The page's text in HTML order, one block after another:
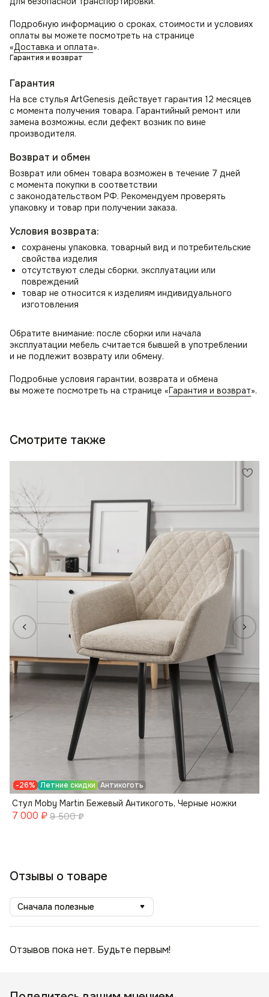
Стильное интерьерное решение! Атмосферу уюта и
тех, кто ценит удобство и стиль.
Подробную информацию о сроках, стоимости и условиях
оплаты вы можете посмотреть на странице
«Доставка и оплата».
Гарантия и возврат
Гарантия
На все стулья ArtGenesis действует гарантия 12 месяцев
с момента получения товара. Гарантийный ремонт или
замена возможны, если дефект возник по вине
производителя.
Возврат и обмен
Возврат или обмен товара возможен в течение 7 дней
с момента покупки в соответствии
с законодательством РФ. Рекомендуем проверять
упаковку и товар при получении заказа.
Условия возврата:
сохранены упаковка, товарный вид и потребительские
свойства изделия
отсутствуют следы сборки, эксплуатации или
повреждений
товар не относится к изделиям индивидуального
изготовления
Обратите внимание: после сборки или начала
эксплуатации мебель считается бывшей в употреблении
и не подлежит возврату или обмену.
Подробные условия гарантии, возврата и обмена
вы можете посмотреть на странице «Гарантия и возврат».
Смотрите также
-26% Летние скидки Антикоготь
Стул Moby Martin Бежевый Антикоготь, Черные ножки
7 000 ₽ 9 500 ₽
Отзывы о товаре
Сначала полезные
Отзывов пока нет. Будьте первым!